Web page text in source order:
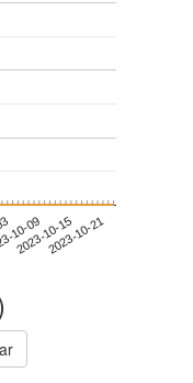
10-09
2023-10-152023-10-21